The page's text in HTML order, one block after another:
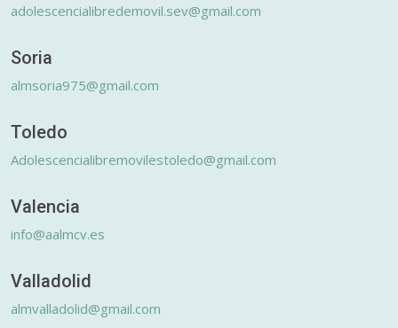
adolescencialibredemovil.sev@gmail.com
Soria
almsoria975@gmail.com
Toledo
Adolescencialibremovilestoledo@gmail.com
Valencia
info@aalmcv.es
Valladolid
almvalladolid@gmail.com